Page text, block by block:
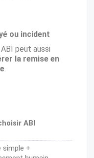
ou incident
peut aussi
la remise en
.
ABI
+